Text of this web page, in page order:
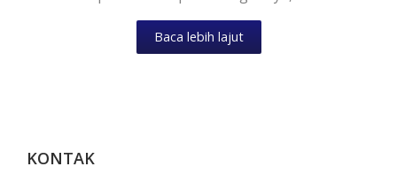
Baca lebih lajut
KONTAK